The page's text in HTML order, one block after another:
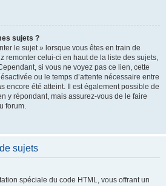
sujets ?
le sujet » lorsque vous êtes en train de
remonter celui-ci en haut de la liste des sujets,
si vous ne voyez pas ce lien, cette
ou le temps d’attente nécessaire entre
encore été atteint. Il est également possible de
y répondant, mais assurez-vous de le faire
forum.
sujets
spéciale du code HTML, vous offrant un